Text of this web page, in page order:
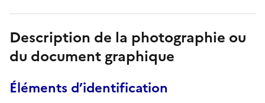
Description de la photographie ou
du document graphique
Éléments d’identification